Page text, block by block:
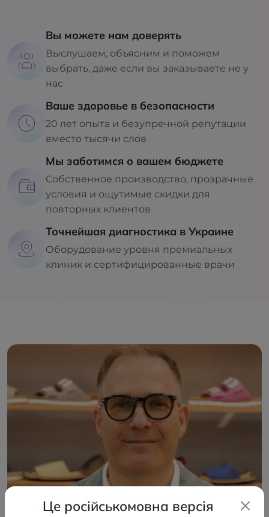
Вы можете нам доверять
Выслушаем, объясним и поможем
выбрать, даже если вы заказываете не у
нас
Ваше здоровье в безопасности
20 лет опыта и безупречной репутации
вместо тысячи слов
Мы заботимся о вашем бюджете
Собственное производство, прозрачные
условия и ощутимые скидки для
повторных клиентов
Точнейшая диагностика в Украине
Оборудование уровня премиальных
клиник и сертифицированные врачи
Це російськомовна версія